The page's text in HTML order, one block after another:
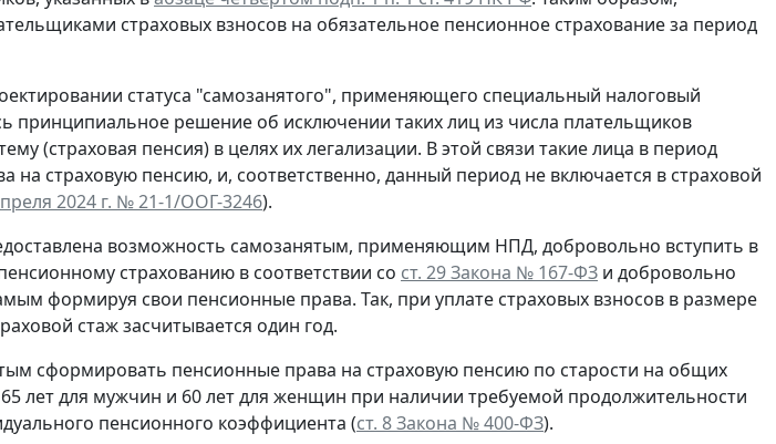
страховых взносов на обязательное пенсионное страхование за период
статуса "самозанятого", применяющего специальный налоговый
решение об исключении таких лиц из числа плательщиков
(страховая пенсия) в целях их легализации. В этой связи такие лица в период
страховую пенсию, и, соответственно, данный период не включается в страховой
2024 г. № 21-1/ООГ-3246).
возможность самозанятым, применяющим НПД, добровольно вступить в
страхованию в соответствии со ст. 29 Закона № 167-ФЗ и добровольно
формируя свои пенсионные права. Так, при уплате страховых взносов в размере
стаж засчитывается один год.
сформировать пенсионные права на страховую пенсию по старости на общих
лет для мужчин и 60 лет для женщин при наличии требуемой продолжительности
пенсионного коэффициента (ст. 8 Закона № 400-ФЗ).